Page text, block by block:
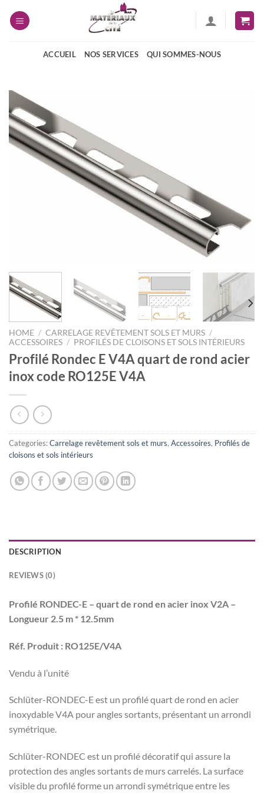
ACCUEIL NOS SERVICES QUI SOMMES-NOUS
HOME / CARRELAGE REVÊTEMENT SOLS ET MURS /
ACCESSOIRES / PROFILÉS DE CLOISONS ET SOLS INTÉRIEURS
Profilé Rondec E V4A quart de rond acier
inox code RO125E V4A
Categories:Carrelage revêtement sols et murs, Accessoires, Profilés de
cloisons et sols intérieurs
DESCRIPTION
REVIEWS (0)
Profilé RONDEC-E – quart de rond en acier inox V2A –
Longueur 2.5 m * 12.5mm
Réf. Produit : RO125E/V4A
Vendu à l’unité
Schlüter-RONDEC-E est un profilé quart de rond en acier
inoxydable V4A pour angles sortants, présentant un arrondi
symétrique.
Schlüter-RONDEC est un profilé décoratif qui assure la
protection des angles sortants de murs carrelés. La surface
visible du profilé forme un arrondi symétrique entre les